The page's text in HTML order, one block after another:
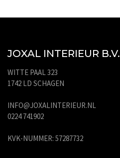
JOXAL INTERIEUR B.V.
WITTE PAAL 323
1742 LD SCHAGEN
INFO@JOXALINTERIEUR.NL
0224 741902
KVK-NUMMER: 57287732